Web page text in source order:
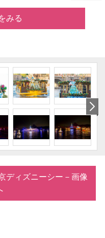
みる
ィズニーシー－画像